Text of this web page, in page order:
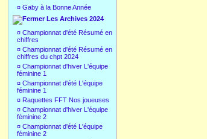
¤ Gaby à la Bonne Année
Les Archives 2024
¤ Championnat d'été Résumé en
chiffres
¤ Championnat d'été Résumé en
chiffres du chpt 2024
¤ Championnat d'hiver L'équipe
féminine 1
¤ Championnat d'été L'équipe
féminine 1
¤ Raquettes FFT Nos joueuses
¤ Championnat d'hiver L'équipe
féminine 2
¤ Championnat d'été L'équipe
féminine 2